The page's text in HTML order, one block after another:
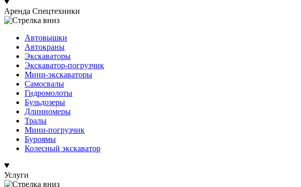
Аренда Спецтехники
Автовышки
Автокраны
Экскаваторы
Экскаватор-погрузчик
Мини-экскаваторы
Самосвалы
Гидромолоты
Бульдозеры
Длинномеры
Тралы
Мини-погрузчик
Буроямы
Колесный экскаватор
Услуги